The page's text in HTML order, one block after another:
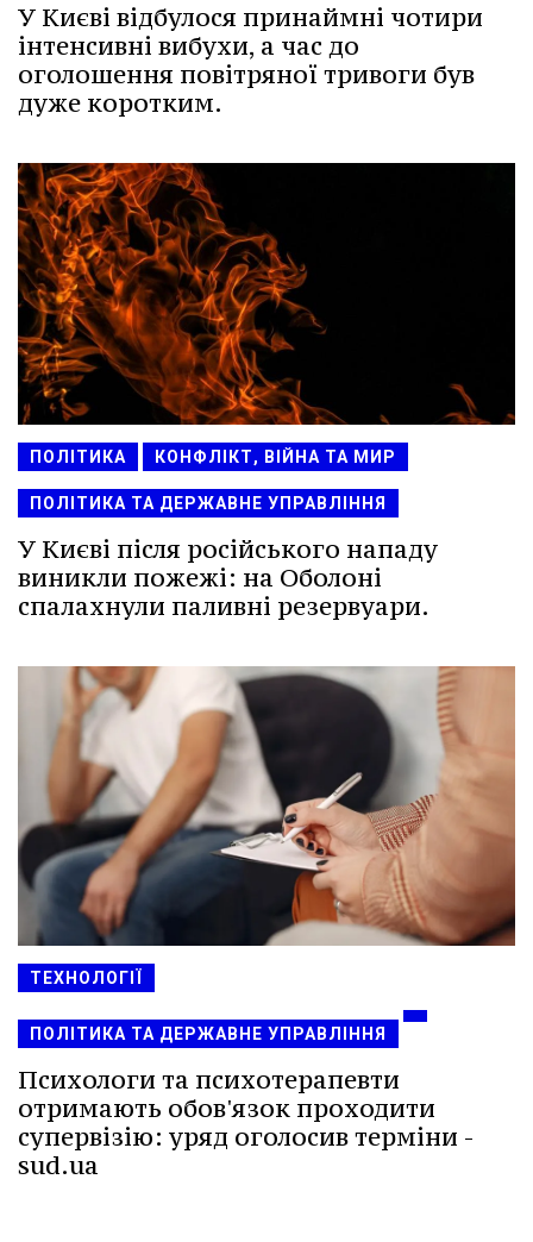
У Києві відбулося принаймні чотири
інтенсивні вибухи, а час до
оголошення повітряної тривоги був
дуже коротким.
ПОЛІТИКА КОНФЛІКТ, ВІЙНА ТА МИР
ПОЛІТИКА ТА ДЕРЖАВНЕ УПРАВЛІННЯ
У Києві після російського нападу
виникли пожежі: на Оболоні
спалахнули паливні резервуари.
ТЕХНОЛОГІЇ
ПОЛІТИКА ТА ДЕРЖАВНЕ УПРАВЛІННЯ
Психологи та психотерапевти
отримають обов'язок проходити
супервізію: уряд оголосив терміни -
sud.ua